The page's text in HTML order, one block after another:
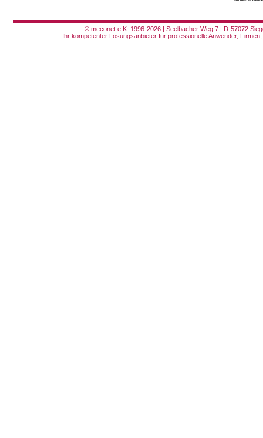
© meconet e.K. 1996-2026 | Seelbacher Weg 7 | D-57072
Ihr kompetenter Lösungsanbieter für professionelle Anwender,